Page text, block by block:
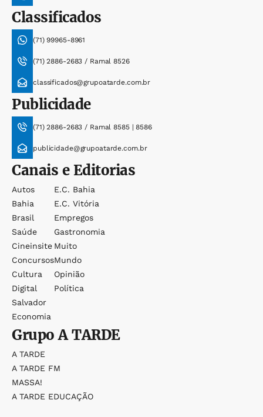
Classificados
(71) 99965-8961
(71) 2886-2683 / Ramal 8526
classificados@grupoatarde.com.br
Publicidade
(71) 2886-2683 / Ramal 8585 | 8586
publicidade@grupoatarde.com.br
Canais e Editorias
Autos
Bahia
Brasil
Saúde
Cineinsite
Concursos
Cultura
Digital
Salvador
Economia
E.c. Bahia
E.c. Vitória
Empregos
Gastronomia
Muito
Mundo
Opinião
Política
GrupoA TARDE
A TARDE
A TARDE FM
MASSA!
A TARDE EDUCAÇÃO